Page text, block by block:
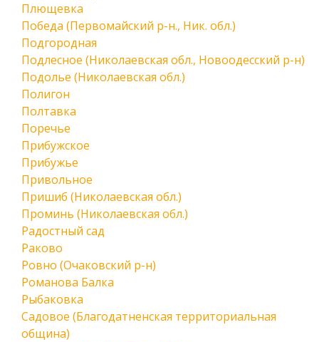
Плющевка
Победа (Первомайский р-н., Ник. обл.)
Подгородная
Подлесное (Николаевская обл., Новоодесский р-н)
Подолье (Николаевская обл.)
Полигон
Полтавка
Поречье
Прибужское
Прибужье
Привольное
Пришиб (Николаевская обл.)
Проминь (Николаевская обл.)
Радостный сад
Раково
Ровно (Очаковский р-н)
Романова Балка
Рыбаковка
Садовое (Благодатненская территориальная
община)